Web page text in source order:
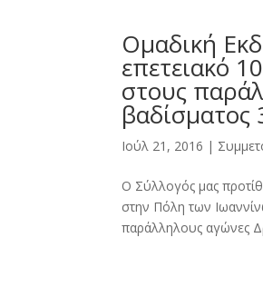
Ομαδική
επετειακό
στους
βαδίσματος
Ιούλ 21, 2016 |
Ο Σύλλογός μας
στην Πόλη των
παράλληλους αγώνες